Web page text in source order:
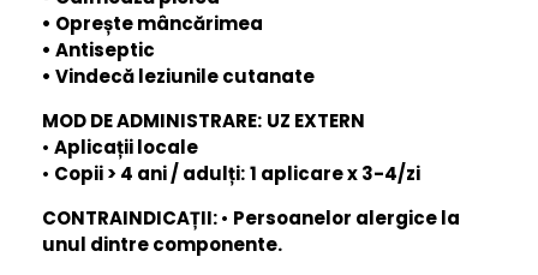
• Oprește mâncărimea
• Antiseptic
• Vindecă leziunile cutanate
MOD DE ADMINISTRARE: UZ EXTERN
• Aplicații locale
• Copii > 4 ani / adulți:1 aplicare x 3-4/zi
CONTRAINDICAȚII:• Persoanelor alergice la
unul dintre componente.